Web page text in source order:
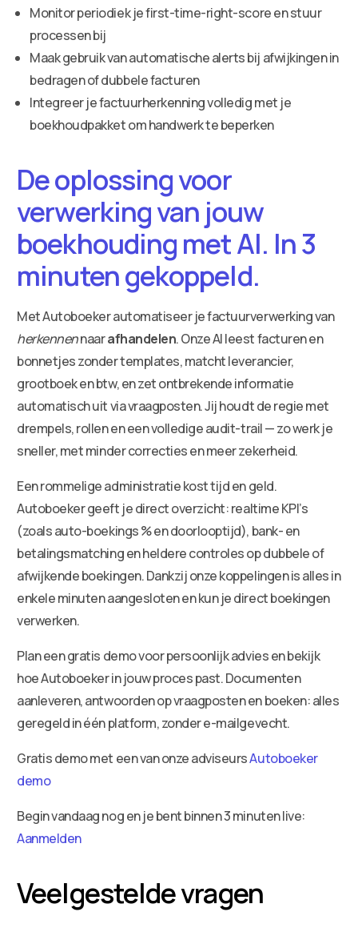
Monitor periodiek je first-time-right-score en stuur
processen bij
Maak gebruik van automatische alerts bij afwijkingen in
bedragen of dubbele facturen
Integreer je factuurherkenning volledig met je
boekhoudpakket om handwerk te beperken
De oplossing voor
verwerking van jouw
boekhouding met AI. In 3
minuten gekoppeld.
Met Autoboeker automatiseer je factuurverwerking van
herkennennaarafhandelen. Onze AI leest facturen en
bonnetjes zonder templates, matcht leverancier,
grootboek en btw, en zet ontbrekende informatie
automatisch uit via vraagposten. Jij houdt de regie met
drempels, rollen en een volledige audit-trail — zo werk je
sneller, met minder correcties en meer zekerheid.
Een rommelige administratie kost tijd en geld.
Autoboeker geeft je direct overzicht: realtime KPI’s
(zoals auto-boekings % en doorlooptijd), bank- en
betalingsmatching en heldere controles op dubbele of
afwijkende boekingen. Dankzij onze koppelingen is alles in
enkele minuten aangesloten en kun je direct boekingen
verwerken.
Plan een gratis demo voor persoonlijk advies en bekijk
hoe Autoboeker in jouw proces past. Documenten
aanleveren, antwoorden op vraagposten en boeken: alles
geregeld in één platform, zonder e-mailgevecht.
Gratis demo met een van onze adviseursAutoboeker
demo
Begin vandaag nog en je bent binnen 3 minuten live:
Aanmelden
Veelgestelde vragen